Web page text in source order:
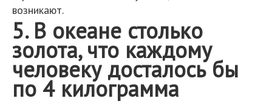
возникают.
5. В океане столько
золота, что каждому
человеку досталось бы
по 4 килограмма